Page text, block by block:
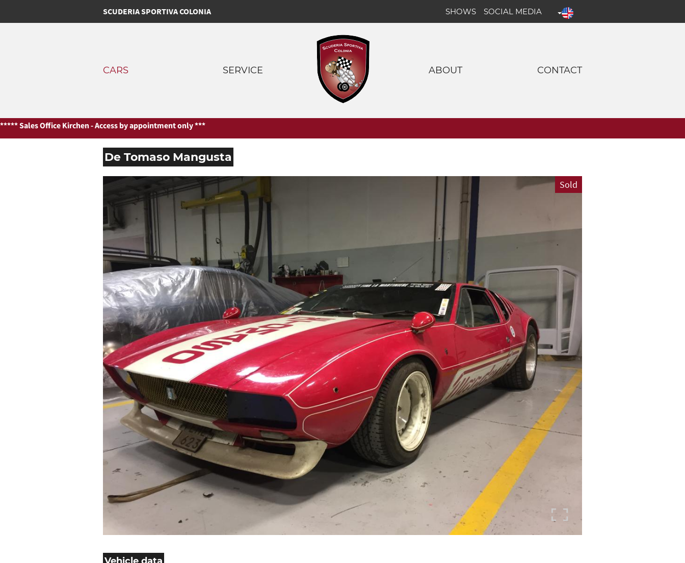
SCUDERIA SPORTIVA COLONIA SHOWS SOCIAL MEDIA
CARS SERVICE ABOUT CONTACT
- Access by appointment only ****** Sales Office Kirchen - Access by appointment only ***
De Tomaso Mangusta
Sold